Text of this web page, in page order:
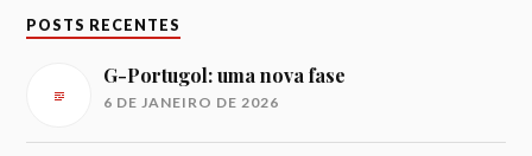
N
A
POSTS RECENTES
G-Portugol: uma nova fase
6 DE JANEIRO DE 2026